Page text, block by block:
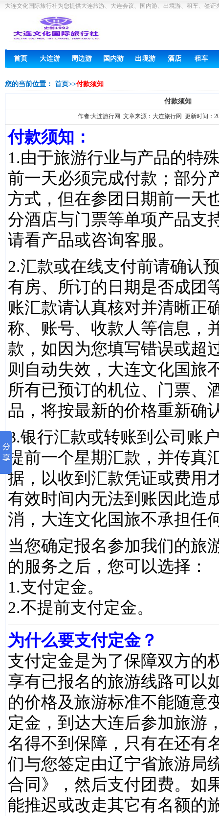
大连文化国际旅行社为您提供大连旅游、大连会议、国内游、出境游、租车、签证
首页 大连游 周边游 国内游 出境游 酒店 租车
您的当前位置： 首页>>付款须知
付款须知
作者:大连旅行网 文章来源：大连旅行网 更新时间：
付款须知：
1.由于旅游行业与产品的特
前一天必须完成付款；部分
方式，但在参团日期前一天
分酒店与门票等单项产品支
请看产品或咨询客服。
2.汇款或在线支付前请确认
有房、所订的日期是否成团
账汇款请认真核对并清晰正
称、账号、收款人等信息，
款，如因为您填写错误或超
则自动失效，大连文化国旅
所有已预订的机位、门票、
品，将按最新的价格重新确
3.银行汇款或转账到公司账
提前一个星期汇款，并传真
据，以收到汇款凭证或费用
有效时间内无法到账因此造
消，大连文化国旅不承担任
当您确定报名参加我们的旅
的服务之后，您可以选择：
1.支付定金。
2.不提前支付定金。
为什么要支付定金？
支付定金是为了保障双方的
享有已报名的旅游线路可以
的价格及旅游标准不能随意
定金，到达大连后参加旅游
名得不到保障，只有在还有
们与您签定由辽宁省旅游局
合同》，然后支付团费。如
能推迟或改走其它有名额的